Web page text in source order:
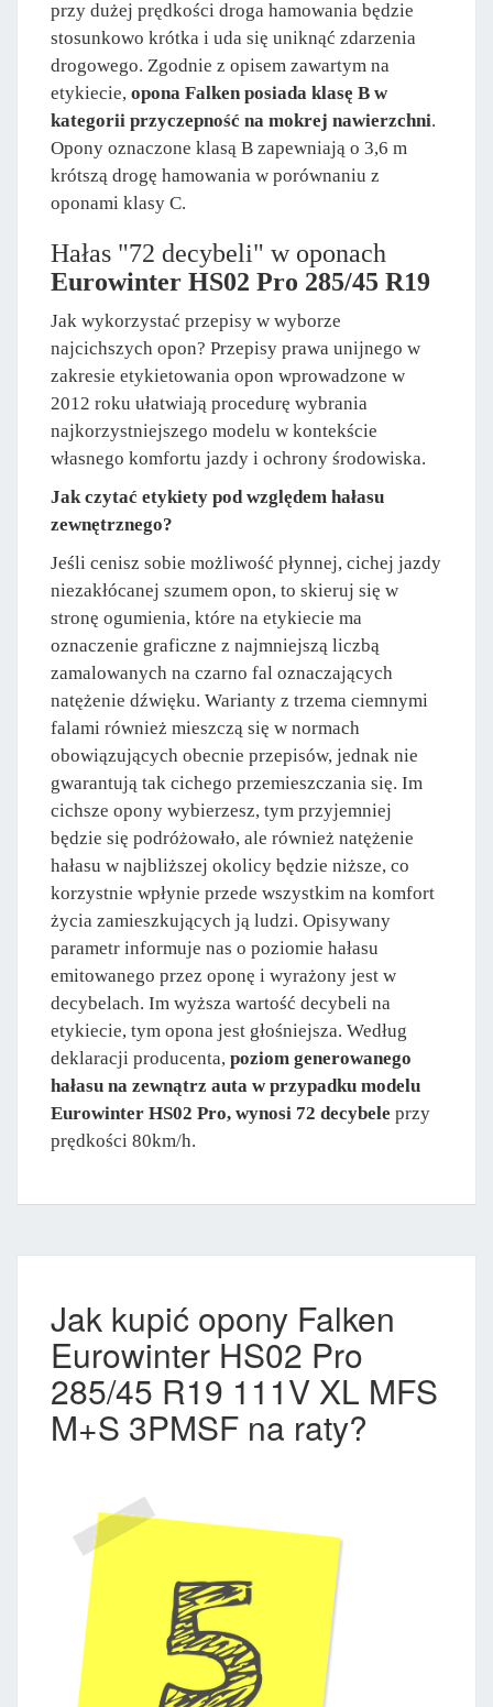
przy dużej prędkości droga hamowania będzie
stosunkowo krótka i uda się uniknąć zdarzenia
drogowego. Zgodnie z opisem zawartym na
etykiecie, opona Falken posiada klasę B w
kategorii przyczepność na mokrej nawierzchni.
Opony oznaczone klasą B zapewniają o 3,6 m
krótszą drogę hamowania w porównaniu z
oponami klasy C.
Hałas "72 decybeli" w oponach
Eurowinter HS02 Pro 285/45 R19
Jak wykorzystać przepisy w wyborze
najcichszych opon? Przepisy prawa unijnego w
zakresie etykietowania opon wprowadzone w
2012 roku ułatwiają procedurę wybrania
najkorzystniejszego modelu w kontekście
własnego komfortu jazdy i ochrony środowiska.
Jak czytać etykiety pod względem hałasu
zewnętrznego?
Jeśli cenisz sobie możliwość płynnej, cichej jazdy
niezakłócanej szumem opon, to skieruj się w
stronę ogumienia, które na etykiecie ma
oznaczenie graficzne z najmniejszą liczbą
zamalowanych na czarno fal oznaczających
natężenie dźwięku. Warianty z trzema ciemnymi
falami również mieszczą się w normach
obowiązujących obecnie przepisów, jednak nie
gwarantują tak cichego przemieszczania się. Im
cichsze opony wybierzesz, tym przyjemniej
będzie się podróżowało, ale również natężenie
hałasu w najbliższej okolicy będzie niższe, co
korzystnie wpłynie przede wszystkim na komfort
życia zamieszkujących ją ludzi. Opisywany
parametr informuje nas o poziomie hałasu
emitowanego przez oponę i wyrażony jest w
decybelach. Im wyższa wartość decybeli na
etykiecie, tym opona jest głośniejsza. Według
deklaracji producenta, poziom generowanego
hałasu na zewnątrz auta w przypadku modelu
Eurowinter HS02 Pro, wynosi 72 decybele przy
prędkości 80km/h.
Jak kupić opony Falken
Eurowinter HS02 Pro
285/45 R19 111V XL MFS
M+S 3PMSF na raty?